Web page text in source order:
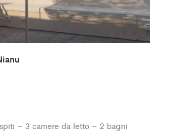
– 3 camere da letto – 2 bagni